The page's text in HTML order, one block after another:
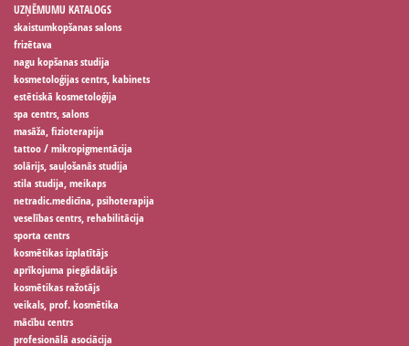
UZŅĒMUMU KATALOGS
skaistumkopšanas salons
frizētava
nagu kopšanas studija
kosmetoloģijas centrs, kabinets
estētiskā kosmetoloģija
spa centrs, salons
masāža, fizioterapija
tattoo / mikropigmentācija
solārijs, sauļošanās studija
stila studija, meikaps
netradic.medicīna, psihoterapija
veselības centrs, rehabilitācija
sporta centrs
kosmētikas izplatītājs
aprīkojuma piegādātājs
kosmētikas ražotājs
veikals, prof. kosmētika
mācību centrs
profesionālā asociācija